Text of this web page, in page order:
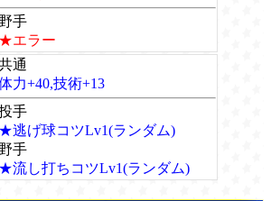
野手
★エラー
通
力+40,技術+13
手
★逃げ球コツLv1(ランダム)
野手
★流し打ちコツLv1(ランダム)